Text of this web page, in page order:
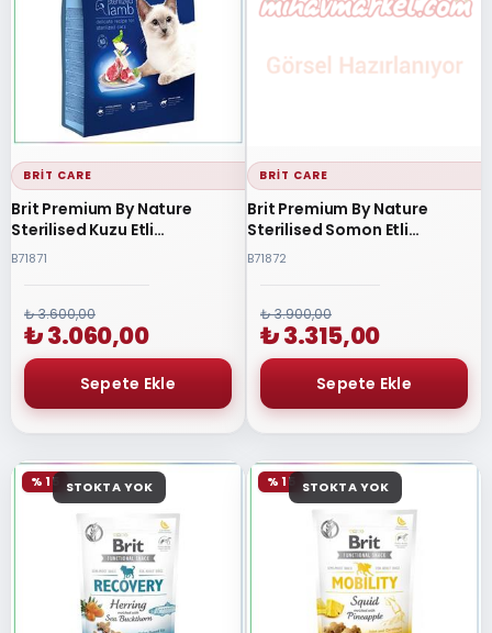
BRIT CARE
Brit Premium By Nature
Sterilised Kuzu Etli
Kısırlaştırılmış Yetişkin Kedi
B71871
₺ 3.600,00
₺ 3.060,00
BRIT CARE
Brit Premium By Nature
Sterilised Somon Etli
Kısırlaştırılmış Yetişkin Kedi
B71872
₺ 3.900,00
₺ 3.315,00
STOKTA YOK
% 15 STOKTA YOK
% 15